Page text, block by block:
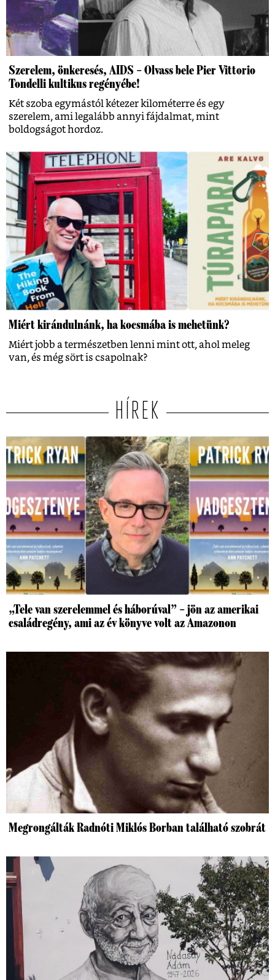
Szerelem, önkeresés, AIDS – Olvass bele Pier Vittorio
Tondelli kultikus regényébe!
Két szoba egymástól kétezer kilométerre és egy
szerelem, ami legalább annyi fájdalmat, mint
boldogságot hordoz.
Miért kirándulnánk, ha kocsmába is mehetünk?
Miért jobb a természetben lenni mint ott, ahol meleg
van, és még sört is csapolnak?
HÍREK
„Tele van szerelemmel és háborúval” – jön az amerikai
családregény, ami az év könyve volt az Amazonon
Megrongálták Radnóti Miklós Borban található szobrát